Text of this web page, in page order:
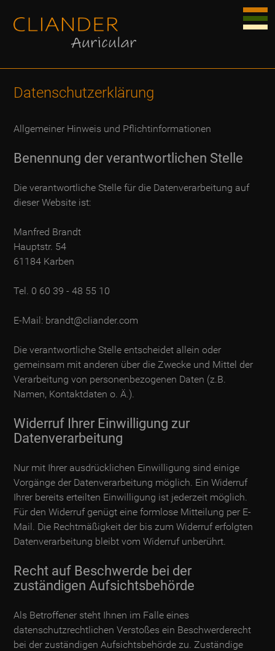
Datenschutzerklärung
Allgemeiner Hinweis und Pflichtinformationen
Benennung der verantwortlichen Stelle
Die verantwortliche Stelle für die Datenverarbeitung auf
dieser Website ist:
Manfred Brandt
Hauptstr. 54
61184 Karben
Tel. 0 60 39 - 48 55 10
E-Mail: brandt@cliander.com
Die verantwortliche Stelle entscheidet allein oder
gemeinsam mit anderen über die Zwecke und Mittel der
Verarbeitung von personenbezogenen Daten (z.B.
Namen, Kontaktdaten o. Ä.).
Widerruf Ihrer Einwilligung zur
Datenverarbeitung
Nur mit Ihrer ausdrücklichen Einwilligung sind einige
Vorgänge der Datenverarbeitung möglich. Ein Widerruf
Ihrer bereits erteilten Einwilligung ist jederzeit möglich.
Für den Widerruf genügt eine formlose Mitteilung per E-
Mail. Die Rechtmäßigkeit der bis zum Widerruf erfolgten
Datenverarbeitung bleibt vom Widerruf unberührt.
Recht auf Beschwerde bei der
zuständigen Aufsichtsbehörde
Als Betroffener steht Ihnen im Falle eines
datenschutzrechtlichen Verstoßes ein Beschwerderecht
bei der zuständigen Aufsichtsbehörde zu. Zuständige